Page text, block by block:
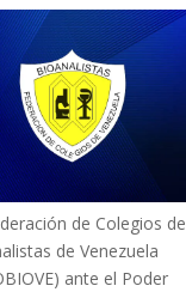
de Colegios de
de Venezuela
ante el Poder